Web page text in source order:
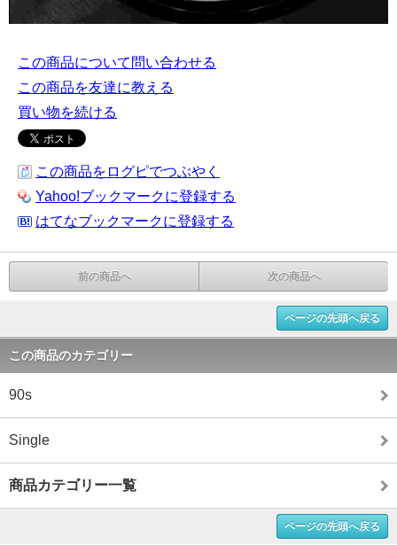
この商品について問い合わせる
この商品を友達に教える
買い物を続ける
この商品をログピでつぶやく
Yahoo!ブックマークに登録する
はてなブックマークに登録する
前の商品へ 次の商品へ
ページの先頭へ戻る
この商品のカテゴリー
90s
Single
商品カテゴリー一覧
ページの先頭へ戻る